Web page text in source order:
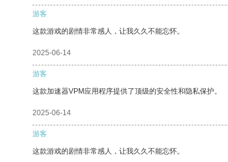
游客
这款游戏的剧情非常感人，让我久久不能忘怀。
2025-06-14
游客
这款加速器VPM应用程序提供了顶级的安全性和隐私保护。
2025-06-14
游客
这款游戏的剧情非常感人，让我久久不能忘怀。